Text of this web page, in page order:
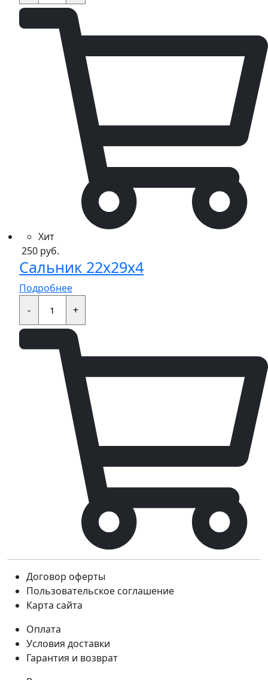
KT50,TS,MINI,TD,K,TT,EVO
quantity
Хит
250 руб.
Сальник 22x29x4
Подробнее
-
Сальник
22x29x4+
Договор оферты
Пользовательское соглашение
Карта сайта
Оплата
Условия доставки
Гарантия и возврат